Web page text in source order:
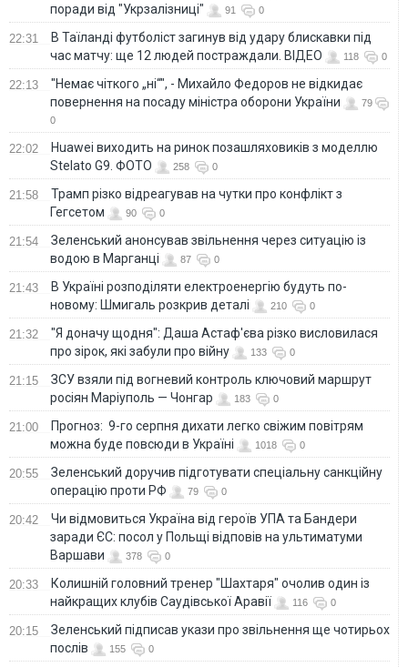
поради від "Укрзалізниці"
91 0
22:31
В Таїланді футболіст загинув від удару блискавки під
час матчу: ще 12 людей постраждали. ВІДЕО
118 0
22:13
"Немає чіткого „ні“", - Михайло Федоров не відкидає
повернення на посаду міністра оборони України
79
0
22:02
Huawei виходить на ринок позашляховиків з моделлю
Stelato G9. ФОТО
258 0
21:58
Трамп різко відреагував на чутки про конфлікт з
Гегсетом
90 0
21:54
Зеленський анонсував звільнення через ситуацію із
водою в Марганці
87 0
21:43
В Україні розподіляти електроенергію будуть по-
новому: Шмигаль розкрив деталі
210 0
21:32
"Я доначу щодня": Даша Астаф'єва різко висловилася
про зірок, які забули про війну
133 0
21:15
ЗСУ взяли під вогневий контроль ключовий маршрут
росіян Маріуполь — Чонгар
183 0
21:00
Прогноз: 9-го серпня дихати легко свіжим повітрям
можна буде повсюди в Україні
1018 0
20:55
Зеленський доручив підготувати спеціальну санкційну
операцію проти РФ
79 0
20:42
Чи відмовиться Україна від героїв УПА та Бандери
заради ЄС: посол у Польщі відповів на ультиматуми
Варшави
378 0
20:33
Колишній головний тренер "Шахтаря" очолив один із
найкращих клубів Саудівської Аравії
116 0
20:15
Зеленський підписав укази про звільнення ще чотирьох
послів
155 0